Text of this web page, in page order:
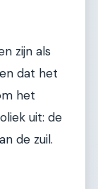
zijn als
dat het
het
uit: de
de zuil.